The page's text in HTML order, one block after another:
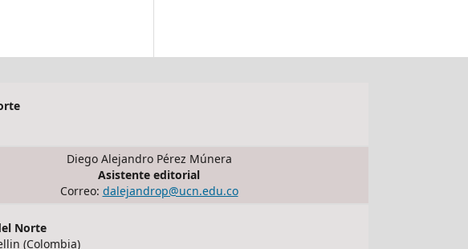
Diego Alejandro Pérez Múnera
Asistente editorial
Correo: dalejandrop@ucn.edu.co
Norte
(Colombia)